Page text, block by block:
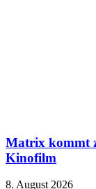
Matrix kommt
Kinofilm
8. August 2026